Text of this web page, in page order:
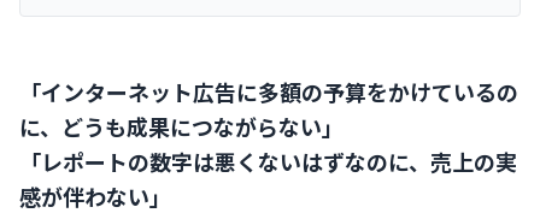
「インターネット広告に多額の予算をかけているの
に、どうも成果につながらない」
「レポートの数字は悪くないはずなのに、売上の実
感が伴わない」